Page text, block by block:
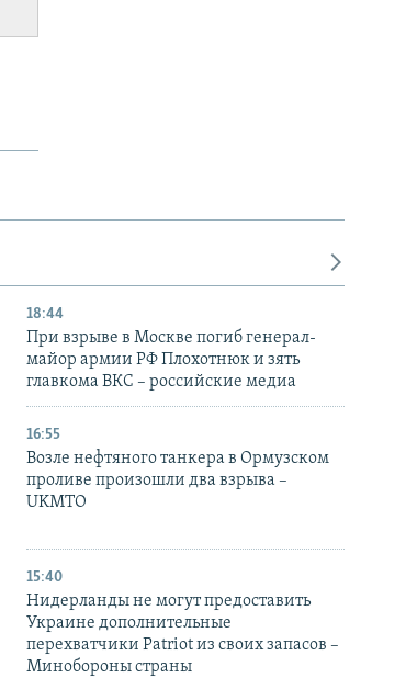
18:44
При взрыве в Москве погиб генерал-
майор армии РФ Плохотнюк и зять
главкома ВКС – российские медиа
16:55
Возле нефтяного танкера в Ормузском
проливе произошли два взрыва –
UKMTO
15:40
Нидерланды не могут предоставить
Украине дополнительные
перехватчики Patriot из своих запасов –
Минобороны страны